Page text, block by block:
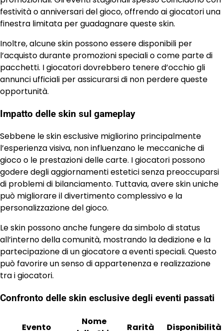
festività o anniversari del gioco, offrendo ai giocatori una
finestra limitata per guadagnare queste skin.
Inoltre, alcune skin possono essere disponibili per
l’acquisto durante promozioni speciali o come parte di
pacchetti. I giocatori dovrebbero tenere d’occhio gli
annunci ufficiali per assicurarsi di non perdere queste
opportunità.
Impatto delle skin sul gameplay
Sebbene le skin esclusive migliorino principalmente
l’esperienza visiva, non influenzano le meccaniche di
gioco o le prestazioni delle carte. I giocatori possono
godere degli aggiornamenti estetici senza preoccuparsi
di problemi di bilanciamento. Tuttavia, avere skin uniche
può migliorare il divertimento complessivo e la
personalizzazione del gioco.
Le skin possono anche fungere da simbolo di status
all’interno della comunità, mostrando la dedizione e la
partecipazione di un giocatore a eventi speciali. Questo
può favorire un senso di appartenenza e realizzazione
tra i giocatori.
Confronto delle skin esclusive degli eventi passati
Evento
Nome
Rarità Disponibilità